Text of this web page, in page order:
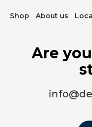
Shop About us
Are